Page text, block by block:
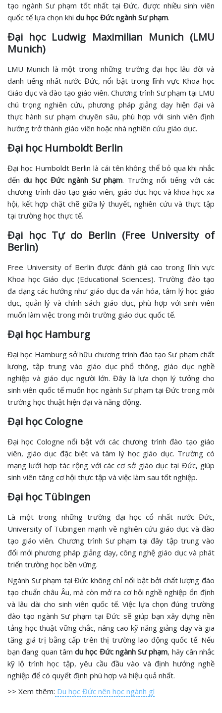
tạo ngành Sư phạm tốt nhất tại Đức, được nhiều sinh viên
quốc tế lựa chọn khi du học Đức ngành Sư phạm.
Đại học Ludwig Maximilian Munich (LMU
Munich)
LMU Munich là một trong những trường đại học lâu đời và
danh tiếng nhất nước Đức, nổi bật trong lĩnh vực Khoa học
Giáo dục và đào tạo giáo viên. Chương trình Sư phạm tại LMU
chú trọng nghiên cứu, phương pháp giảng dạy hiện đại và
thực hành sư phạm chuyên sâu, phù hợp với sinh viên định
hướng trở thành giáo viên hoặc nhà nghiên cứu giáo dục.
Đại học Humboldt Berlin
Đại học Humboldt Berlin là cái tên không thể bỏ qua khi nhắc
đến du học Đức ngành Sư phạm. Trường nổi tiếng với các
chương trình đào tạo giáo viên, giáo dục học và khoa học xã
hội, kết hợp chặt chẽ giữa lý thuyết, nghiên cứu và thực tập
tại trường học thực tế.
Đại học Tự do Berlin (Free University of
Berlin)
Free University of Berlin được đánh giá cao trong lĩnh vực
Khoa học Giáo dục (Educational Sciences). Trường đào tạo
đa dạng các hướng như giáo dục đa văn hóa, tâm lý học giáo
dục, quản lý và chính sách giáo dục, phù hợp với sinh viên
muốn làm việc trong môi trường giáo dục quốc tế.
Đại học Hamburg
Đại học Hamburg sở hữu chương trình đào tạo Sư phạm chất
lượng, tập trung vào giáo dục phổ thông, giáo dục nghề
nghiệp và giáo dục người lớn. Đây là lựa chọn lý tưởng cho
sinh viên quốc tế muốn học ngành Sư phạm tại Đức trong môi
trường học thuật hiện đại và năng động.
Đại học Cologne
Đại học Cologne nổi bật với các chương trình đào tạo giáo
viên, giáo dục đặc biệt và tâm lý học giáo dục. Trường có
mạng lưới hợp tác rộng với các cơ sở giáo dục tại Đức, giúp
sinh viên tăng cơ hội thực tập và việc làm sau tốt nghiệp.
Đại học Tübingen
Là một trong những trường đại học cổ nhất nước Đức,
University of Tübingen mạnh về nghiên cứu giáo dục và đào
tạo giáo viên. Chương trình Sư phạm tại đây tập trung vào
đổi mới phương pháp giảng dạy, công nghệ giáo dục và phát
triển trường học bền vững.
Ngành Sư phạm tại Đức không chỉ nổi bật bởi chất lượng đào
tạo chuẩn châu Âu, mà còn mở ra cơ hội nghề nghiệp ổn định
và lâu dài cho sinh viên quốc tế. Việc lựa chọn đúng trường
đào tạo ngành Sư phạm tại Đức sẽ giúp bạn xây dựng nền
tảng học thuật vững chắc, nâng cao kỹ năng giảng dạy và gia
tăng giá trị bằng cấp trên thị trường lao động quốc tế. Nếu
bạn đang quan tâm du học Đức ngành Sư phạm, hãy cân nhắc
kỹ lộ trình học tập, yêu cầu đầu vào và định hướng nghề
nghiệp để có quyết định phù hợp và hiệu quả nhất.
>> Xem thêm: Du học Đức nên học ngành gì